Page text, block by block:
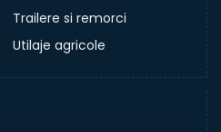
Trailere si remorci
Utilaje agricole